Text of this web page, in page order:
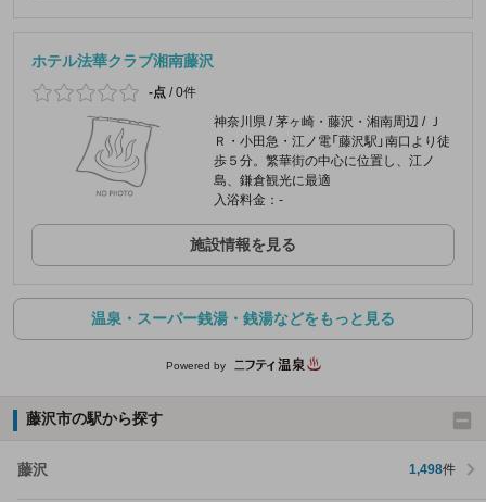
ホテル法華クラブ湘南藤沢
-点 /0件
神奈川県 / 茅ヶ崎・藤沢・湘南周辺 / Ｊ
Ｒ・小田急・江ノ電「藤沢駅」南口より徒
歩５分。繁華街の中心に位置し、江ノ
島、鎌倉観光に最適
入浴料金：-
施設情報を見る
温泉・スーパー銭湯・銭湯などをもっと見る
Powered by
藤沢市の駅から探す
藤沢 1,498件